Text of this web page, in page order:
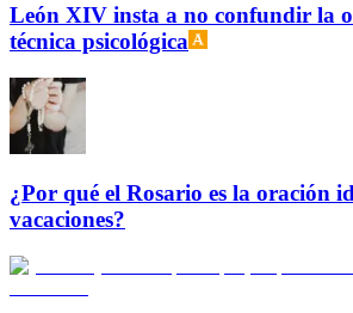
León XIV insta a no confundir la
técnica psicológica
¿Por qué el Rosario es la oración
vacaciones?